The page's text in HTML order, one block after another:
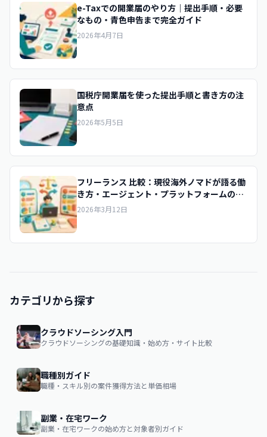
e-Taxでの開業届のやり方｜提出手順・必要
なもの・青色申告まで完全ガイド
2026年4月7日
国税庁開業届を使った提出手順と書き方の注
意点
2026年5月5日
フリーランス 比較：現役海外ノマドが語る働
き方・エージェント・プラットフォームのリ
アル
2026年3月12日
カテゴリから探す
クラウドソーシング入門
クラウドソーシングの基礎知識・始め方・サイト比較
職種別ガイド
職種・スキル別の案件獲得方法と単価相場
副業・在宅ワーク
副業・在宅ワークの始め方と対象者別ガイド